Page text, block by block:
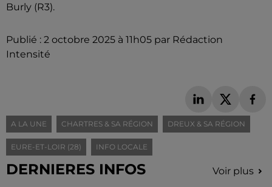
Burly (R3).
Publié : 2 octobre 2025 à 11h05 par Rédaction
Intensité
A LA UNE CHARTRES & SA RÉGION DREUX & SA RÉGION
EURE-ET-LOIR (28) INFO LOCALE
DERNIERES INFOS Voir plus